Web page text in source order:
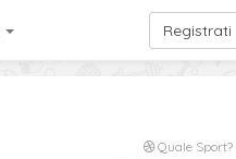
Registrati
Quale Sport?